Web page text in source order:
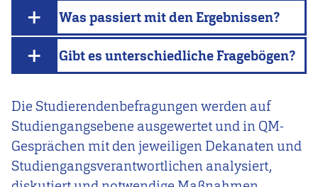
Was passiert mit den Ergebnissen?
Gibt es unterschiedliche Fragebögen?
Die Studierendenbefragungen werden auf
Studiengangsebene ausgewertet und in QM-
Gesprächen mit den jeweiligen Dekanaten und
Studiengangsverantwortlichen analysiert,